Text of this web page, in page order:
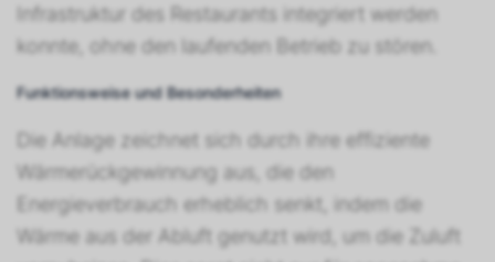
Infrastruktur des Restaurants integriert werden
konnte, ohne den laufenden Betrieb zu stören.
Funktionsweise und Besonderheiten
Die Anlage zeichnet sich durch ihre effiziente
Wärmerückgewinnung aus, die den
Energieverbrauch erheblich senkt, indem die
Wärme aus der Abluft genutzt wird, um die Zuluft